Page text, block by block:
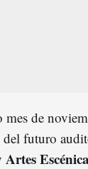
mes de
del futuro